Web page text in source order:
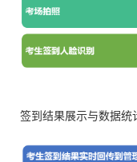
签到结果展示与数据统